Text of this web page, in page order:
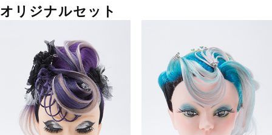
オリジナルセット